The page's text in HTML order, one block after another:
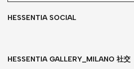
HESSENTIA SOCIAL
HESSENTIA GALLERY_MILANO 社交